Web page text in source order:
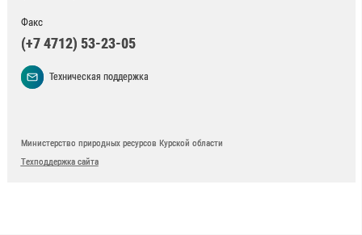
Факс
(+7 4712) 53-23-05
Техническая поддержка
Министерство природных ресурсов Курской области
Техподдержка сайта